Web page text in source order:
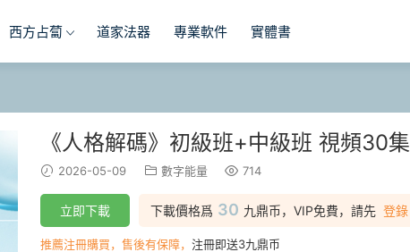
西方占蔔 道家法器 專業軟件 實體書
《人格解碼》初級班+中級班 視頻30集
2026-05-09 數字能量 714
下載價格爲 30 九鼎币，VIP免費，請先 登錄
立即下載
推薦注冊購買，售後有保障， 注冊即送3九鼎币